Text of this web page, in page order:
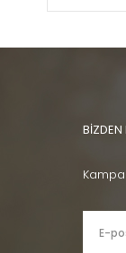
BİZDEN